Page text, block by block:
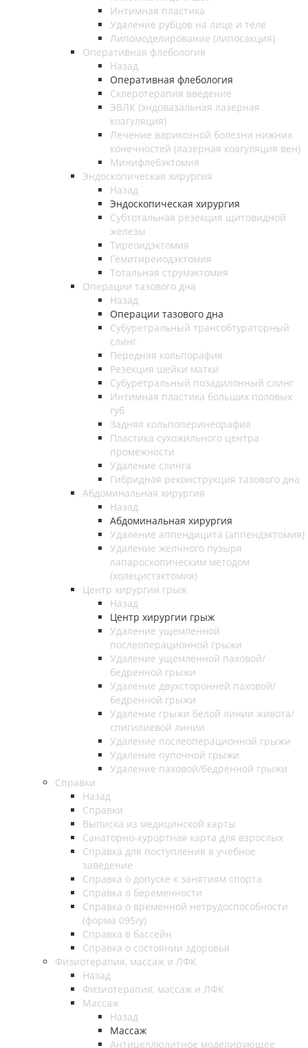
Интимная пластика
Удаление рубцов на лице и теле
Липомоделирование (липосакция)
Оперативная флебология
Назад
Оперативная флебология
Склеротерапия введение
ЭВЛК (эндовазальная лазерная
коагуляция)
Лечение варикозной болезни нижних
конечностей (лазерная коагуляция вен)
Минифлебэктомия
Эндоскопическая хирургия
Назад
Эндоскопическая хирургия
Субтотальная резекция щитовидной
железы
Тиреоидэктомия
Гемитиреиодэктомия
Тотальная струмэктомия
Операции тазового дна
Назад
Операции тазового дна
Субуретральный трансобтураторный
слинг
Передняя кольпорафия
Резекция шейки матки
Субуретральный позадилонный слинг
Интимная пластика больших половых
губ
Задняя кольпоперинеорафия
Пластика сухожильного центра
промежности
Удаление слинга
Гибридная реконструкция тазового дна
Абдоминальная хирургия
Назад
Абдоминальная хирургия
Удаление аппендицита (аппендэктомия)
Удаление желчного пузыря
лапароскопическим методом
(холецистэктомия)
Центр хирургии грыж
Назад
Центр хирургии грыж
Удаление ущемленной
послеоперационной грыжи
Удаление ущемленной паховой/
бедренной грыжи
Удаление двухсторонней паховой/
бедренной грыжи
Удаление грыжи белой линии живота/
спигилиевой линии
Удаление послеоперационной грыжи
Удаление пупочной грыжи
Удаление паховой/бедренной грыжи
Справки
Назад
Справки
Выписка из медицинской карты
Санаторно-курортная карта для взрослых
Справка для поступления в учебное
заведение
Справка о допуске к занятиям спорта
Справка о беременности
Справка о временной нетрудоспособности
(форма 095/у)
Справка в бассейн
Справка о состоянии здоровья
Физиотерапия, массаж и ЛФК
Назад
Физиотерапия, массаж и ЛФК
Массаж
Назад
Массаж
Антицеллюлитное моделирующее